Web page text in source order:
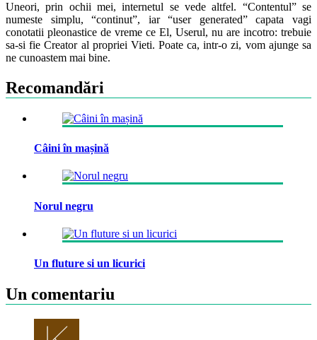
Uneori, prin ochii mei, internetul se vede altfel. “Contentul” se
numeste simplu, “continut”, iar “user generated” capata vagi
conotatii pleonastice de vreme ce El, Userul, nu are incotro: trebuie
sa-si fie Creator al propriei Vieti. Poate ca, intr-o zi, vom ajunge sa
ne cunoastem mai bine.
Recomandări
Câini în mașină
Norul negru
Un fluture si un licurici
Un comentariu